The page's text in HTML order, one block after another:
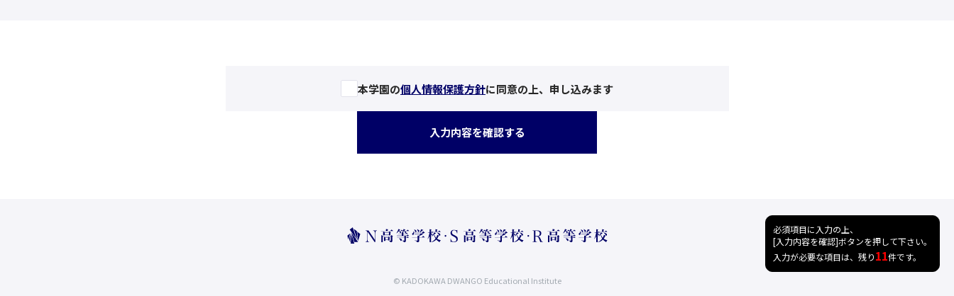
本学園の個人情報保護方針に同意の上、申し込みます
入力内容を確認する
必須項目に入力の上、
[入力内容を確認]ボタンを押して下さい。
入力が必要な項目は、残り11件です。
© KADOKAWA DWANGO Educational Institute